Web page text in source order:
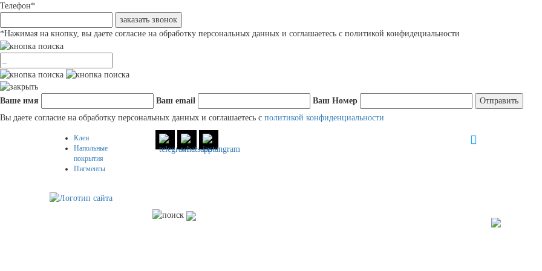
Телефон*
заказать звонок
*Нажимая на кнопку, вы даете согласие на обработку персональных данных и соглашаетесь с политикой конфидециальности
Ваше имя Ваш email
Ваш Номер
Вы даете согласие на обработку персональных данных и соглашаетесь c политикой конфиденциальности
Клеи
Напольные
покрытия
Пигменты